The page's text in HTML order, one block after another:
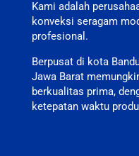
Kami adalah
konveksi seragam
profesional.
Berpusat di kota
Jawa Barat
berkualitas prima,
ketepatan waktu